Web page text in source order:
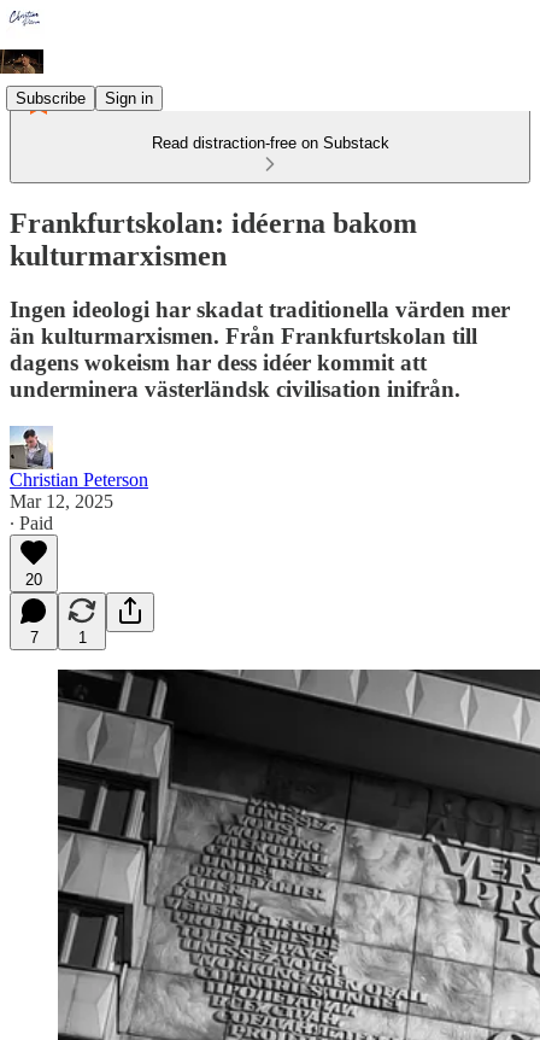
Subscribe Sign in
Read distraction-free on Substack
Frankfurtskolan: idéerna bakom
kulturmarxismen
Ingen ideologi har skadat traditionella värden mer
än kulturmarxismen. Från Frankfurtskolan till
dagens wokeism har dess idéer kommit att
underminera västerländsk civilisation inifrån.
Christian Peterson
Mar 12, 2025
∙ Paid
20
7 1